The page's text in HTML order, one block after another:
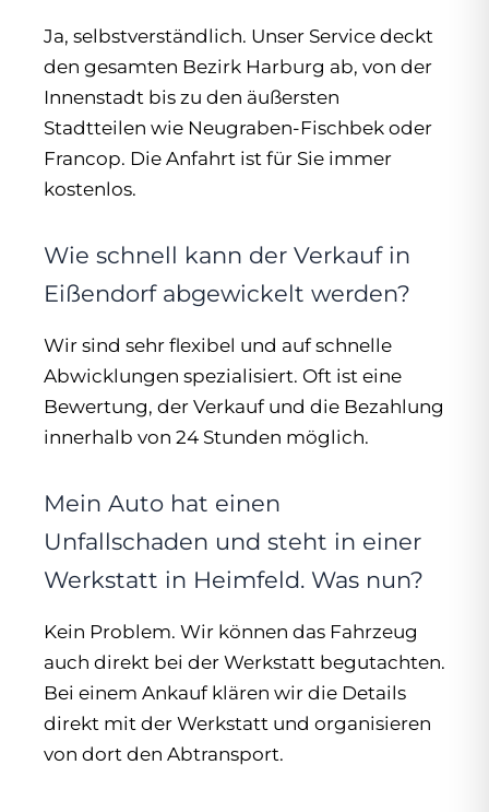
Ja, selbstverständlich. Unser Service deckt
den gesamten Bezirk Harburg ab, von der
Innenstadt bis zu den äußersten
Stadtteilen wie Neugraben-Fischbek oder
Francop. Die Anfahrt ist für Sie immer
kostenlos.
Wie schnell kann der Verkauf in
Eißendorf abgewickelt werden?
Wir sind sehr flexibel und auf schnelle
Abwicklungen spezialisiert. Oft ist eine
Bewertung, der Verkauf und die Bezahlung
innerhalb von 24 Stunden möglich.
Mein Auto hat einen
Unfallschaden und steht in einer
Werkstatt in Heimfeld. Was nun?
Kein Problem. Wir können das Fahrzeug
auch direkt bei der Werkstatt begutachten.
Bei einem Ankauf klären wir die Details
direkt mit der Werkstatt und organisieren
von dort den Abtransport.